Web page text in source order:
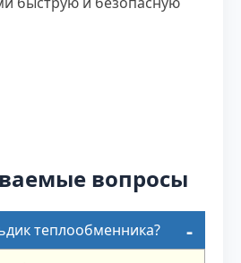
вопросы
теплообменника?